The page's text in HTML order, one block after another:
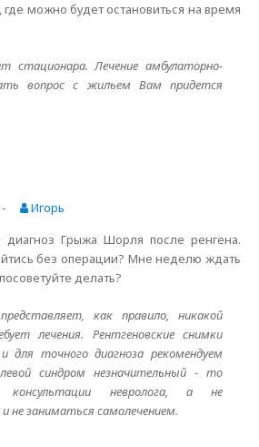
можно будет остановиться на время
стационара. Лечение амбулаторно-
вопрос с жильем Вам придется
-
Игорь
диагноз Грыжа Шорля после ренгена.
без операции? Мне неделю ждать
делать?
как правило, никакой
лечения. Рентгеновские снимки
для точного диагноза рекомендуем
синдром незначительный - то
невролога, а не
не заниматься самолечением.